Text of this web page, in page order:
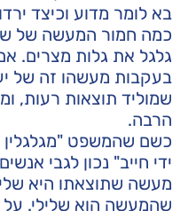
בא לומר מדוע וכיצד
כמה חמור המעשה של
גלגל את גלות מצרים.
בעקבות מעשהו זה של
שמוליד תוצאות רעות,
הרבה.
כשם שהמשפט "מגלגלין
ידי חייב" נכון לגבי
מעשה שתוצאתו היא
שהמעשה הוא שלילי.